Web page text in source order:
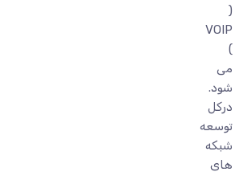
(
VOIP
)
می
شود.
درکل
توسعه
شبکه
های